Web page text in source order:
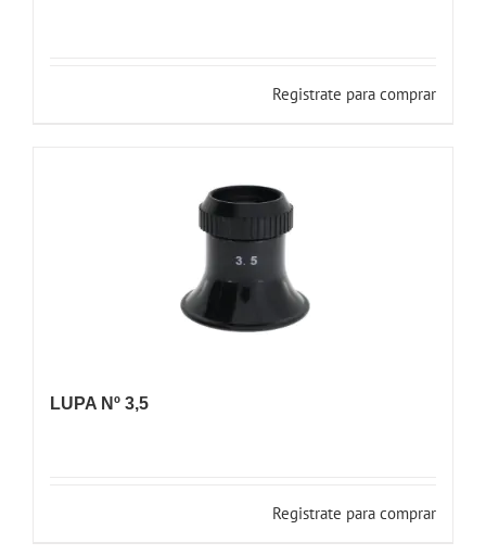
Registrate para comprar
LUPA Nº 3,5
Registrate para comprar